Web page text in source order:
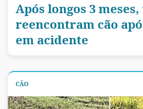
Após longos 3
reencontram cão
em acidente
CÃO